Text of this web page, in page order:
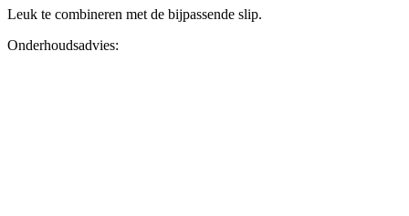
Leuk te combineren met de bijpassende slip.
Onderhoudsadvies: